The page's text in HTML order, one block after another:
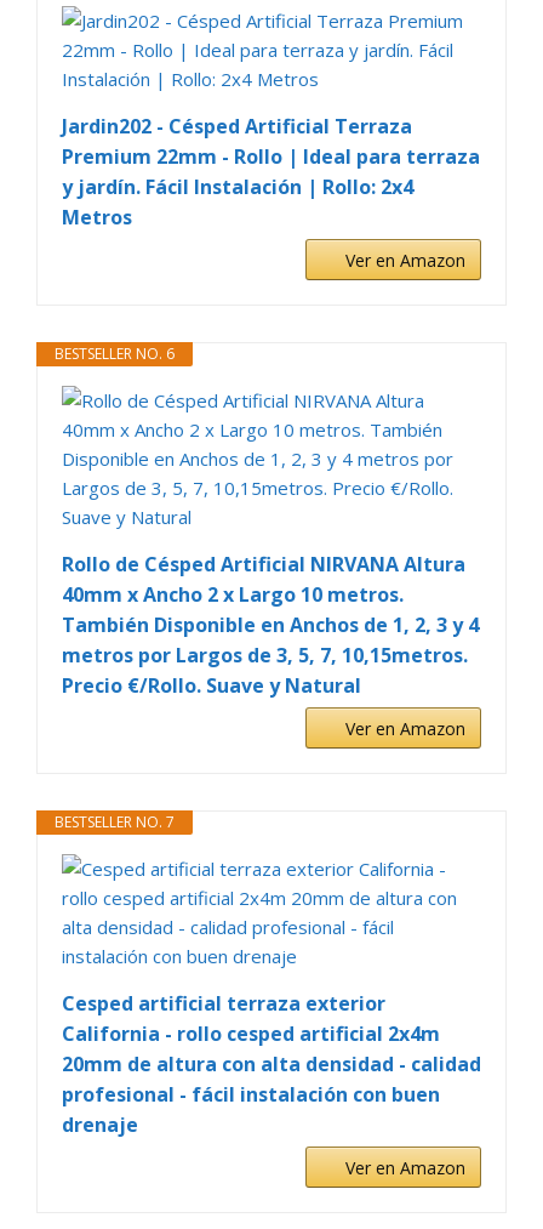
Jardin202 - Césped Artificial Terraza
Premium 22mm - Rollo | Ideal para terraza
y jardín. Fácil Instalación | Rollo: 2x4
Metros
Ver en Amazon
BESTSELLER NO. 6
Rollo de Césped Artificial NIRVANA Altura
40mm x Ancho 2 x Largo 10 metros.
También Disponible en Anchos de 1, 2, 3 y 4
metros por Largos de 3, 5, 7, 10,15metros.
Precio €/Rollo. Suave y Natural
Ver en Amazon
BESTSELLER NO. 7
Cesped artificial terraza exterior
California - rollo cesped artificial 2x4m
20mm de altura con alta densidad - calidad
profesional - fácil instalación con buen
drenaje
Ver en Amazon